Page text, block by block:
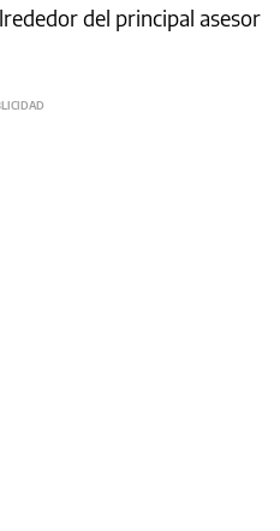
del principal asesor